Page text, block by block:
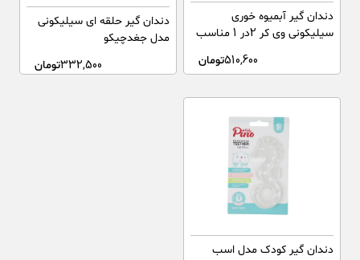
دندان گیر آبمیوه خوری
سیلیکونی وی کر 2در 1 مناسب
510,600تومان
دندان گیر حلقه ای سیلیکونی
مدل جغدچیکو
332,500تومان
دندان گیر کودک مدل اسب